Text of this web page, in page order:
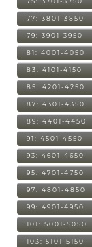
77: 3801-3850
79: 3901-3950
81: 4001-4050
83: 4101-4150
85: 4201-4250
87: 4301-4350
89: 4401-4450
91: 4501-4550
93: 4601-4650
95: 4701-4750
97: 4801-4850
99: 4901-4950
101: 5001-5050
103: 5101-5150